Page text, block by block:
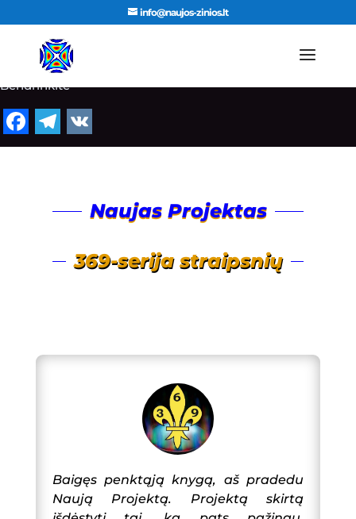
info@naujos-zinios.lt
Bendrinkite
Facebook
Telegram
VK
Naujas Projektas
369-serija straipsnių
Baigęs penktąją knygą, aš pradedu
Naują Projektą. Projektą skirtą